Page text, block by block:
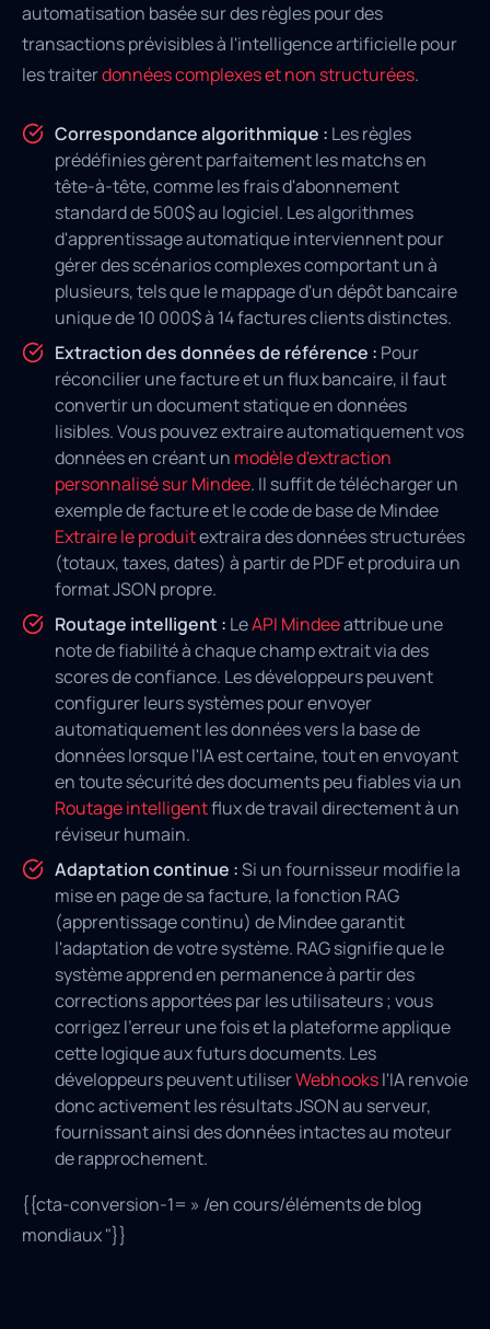
automatisation basée sur des règles pour des
transactions prévisibles à l'intelligence artificielle pour
les traiterdonnées complexes et non structurées.
Correspondance algorithmique : Les règles
prédéfinies gèrent parfaitement les matchs en
tête-à-tête, comme les frais d'abonnement
standard de 500$ au logiciel. Les algorithmes
d'apprentissage automatique interviennent pour
gérer des scénarios complexes comportant un à
plusieurs, tels que le mappage d'un dépôt bancaire
unique de 10 000$ à 14 factures clients distinctes.
Extraction des données de référence : Pour
réconcilier une facture et un flux bancaire, il faut
convertir un document statique en données
lisibles. Vous pouvez extraire automatiquement vos
données en créant un modèle d'extraction
personnalisé sur Mindee. Il suffit de télécharger un
exemple de facture et le code de base de Mindee
Extraire le produitextraira des données structurées
(totaux, taxes, dates) à partir de PDF et produira un
format JSON propre.
Routage intelligent : LeAPI Mindeeattribue une
note de fiabilité à chaque champ extrait via des
scores de confiance. Les développeurs peuvent
configurer leurs systèmes pour envoyer
automatiquement les données vers la base de
données lorsque l'IA est certaine, tout en envoyant
en toute sécurité des documents peu fiables via un
Routage intelligentflux de travail directement à un
réviseur humain.
Adaptation continue :Si un fournisseur modifie la
mise en page de sa facture, la fonction RAG
(apprentissage continu) de Mindee garantit
l'adaptation de votre système. RAG signifie que le
système apprend en permanence à partir des
corrections apportées par les utilisateurs ; vous
corrigez l'erreur une fois et la plateforme applique
cette logique aux futurs documents. Les
développeurs peuvent utiliserWebhooksl'IA renvoie
donc activement les résultats JSON au serveur,
fournissant ainsi des données intactes au moteur
de rapprochement.
{{cta-conversion-1= » /en cours/éléments de blog
mondiaux "}}